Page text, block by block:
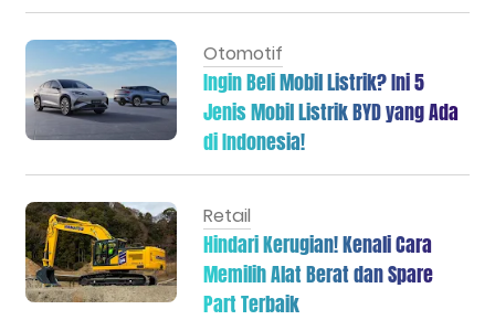
Otomotif
Ingin Beli Mobil Listrik? Ini 5
Jenis Mobil Listrik BYD yang Ada
di Indonesia!
Retail
Hindari Kerugian! Kenali Cara
Memilih Alat Berat dan Spare
Part Terbaik